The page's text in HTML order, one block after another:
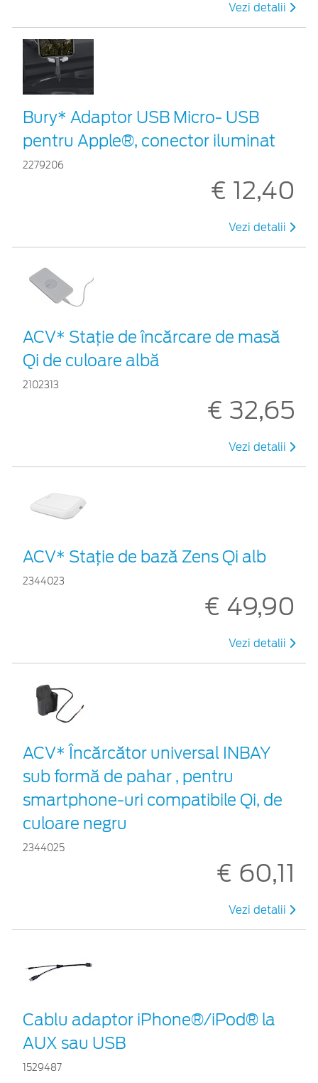
Vezi detalii
Bury* Adaptor USB Micro- USB
pentru Apple®, conector iluminat
2279206
€ 12,40
Vezi detalii
ACV* Stație de încărcare de masă
Qi de culoare albă
2102313
€ 32,65
Vezi detalii
ACV* Stație de bază Zens Qi alb
2344023
€ 49,90
Vezi detalii
ACV* Încărcător universal INBAY
sub formă de pahar , pentru
smartphone-uri compatibile Qi, de
culoare negru
2344025
€ 60,11
Vezi detalii
Cablu adaptor iPhone®/iPod® la
AUX sau USB
1529487